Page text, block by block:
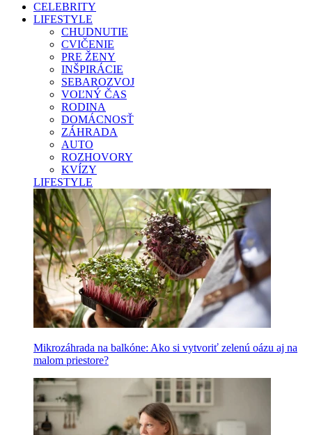
CELEBRITY
LIFESTYLE
CHUDNUTIE
CVIČENIE
PRE ŽENY
INŠPIRÁCIE
SEBAROZVOJ
VOĽNÝ ČAS
RODINA
DOMÁCNOSŤ
ZÁHRADA
AUTO
ROZHOVORY
KVÍZY
LIFESTYLE
Mikrozáhrada na balkóne: Ako si vytvoriť zelenú oázu aj na
malom priestore?